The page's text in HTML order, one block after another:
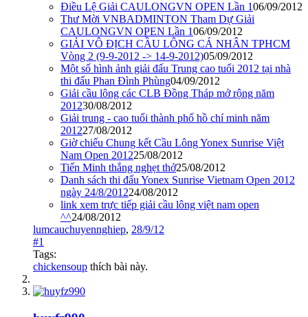
Điều Lệ Giải CAULONGVN OPEN Lần 106/09/2012
Thư Mời VNBADMINTON Tham Dự Giải
CAULONGVN OPEN Lần 106/09/2012
GIẢI VÔ ĐỊCH CẦU LÔNG CÁ NHÂN TPHCM
Vòng 2 (9-9-2012 -> 14-9-2012)05/09/2012
Một số hình ảnh giải đấu Trung cao tuổi 2012 tại nhà
thi đấu Phan Đình Phùng04/09/2012
Giải cầu lông các CLB Đồng Tháp mở rộng năm
201230/08/2012
Giải trung - cao tuổi thành phố hồ chí minh năm
201227/08/2012
Giờ chiếu Chung kết Cầu Lông Yonex Sunrise Việt
Nam Open 201225/08/2012
Tiến Minh thắng nghẹt thở25/08/2012
Danh sách thi đấu Yonex Sunrise Vietnam Open 2012
ngày 24/8/201224/08/2012
link xem trực tiếp giải cầu lông việt nam open
^^24/08/2012
lumcauchuyennghiep, 28/9/12
#1
Tags:
chickensoup thích bài này.